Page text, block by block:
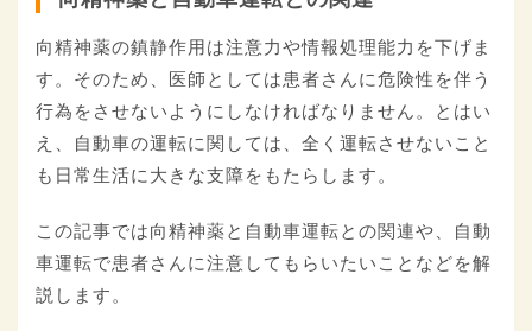
向精神薬の鎮静作用は注意力や情報処理能力を下げま
す。そのため、医師としては患者さんに危険性を伴う
行為をさせないようにしなければなりません。とはい
え、自動車の運転に関しては、全く運転させないこと
も日常生活に大きな支障をもたらします。
この記事では向精神薬と自動車運転との関連や、自動
車運転で患者さんに注意してもらいたいことなどを解
説します。